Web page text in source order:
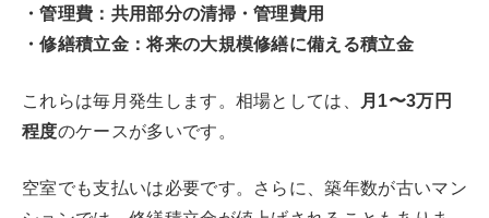
・管理費：共用部分の清掃・管理費用
・修繕積立金：将来の大規模修繕に備える積立金
これらは毎月発生します。相場としては、
月1〜3万円
程度のケースが多いです。
空室でも支払いは必要です。さらに、築年数が古いマン